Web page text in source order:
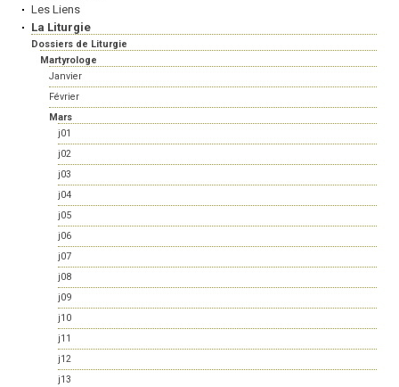
Les Liens
La Liturgie
Dossiers de Liturgie
Martyrologe
Janvier
Février
Mars
j01
j02
j03
j04
j05
j06
j07
j08
j09
j10
j11
j12
j13